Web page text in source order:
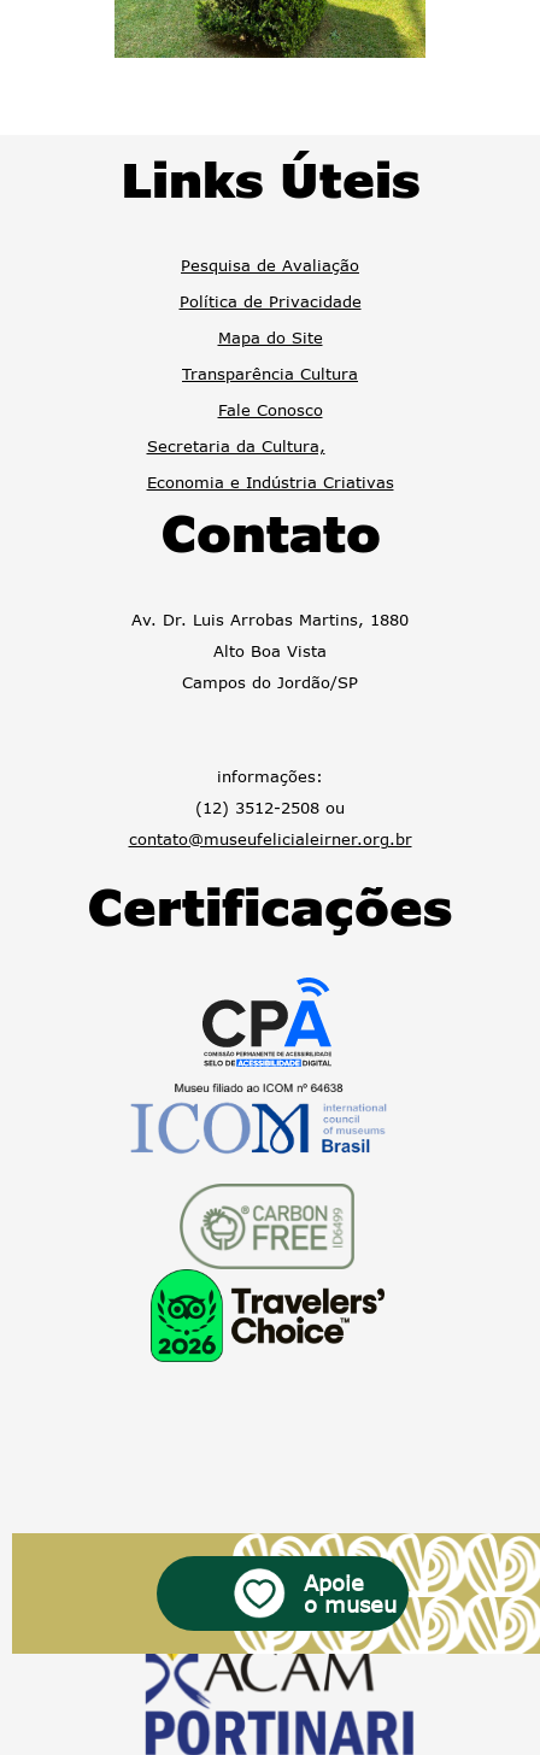
Apoie
o museu
Links Úteis
Pesquisa de Avaliação
Política de Privacidade
Mapa do Site
Transparência Cultura
Fale Conosco
Secretaria da Cultura,
Economia e Indústria Criativas
Contato
Av. Dr. Luis Arrobas Martins, 1880
Alto Boa Vista
Campos do Jordão/SP
informações:
(12) 3512-2508 ou
contato@museufelicialeirner.org.br
Certificações